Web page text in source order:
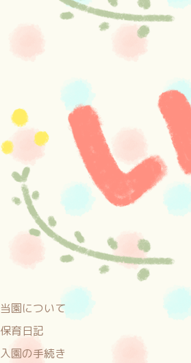
当園について
保育日記
入園の手続き